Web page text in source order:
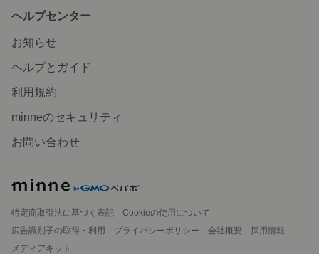
ヘルプセンター
お知らせ
ヘルプとガイド
利用規約
minneのセキュリティ
お問い合わせ
特定商取引法に基づく表記
Cookieの使用について
広告識別子の取得・利用
プライバシーポリシー 会社概要
採用情報
メディアキット